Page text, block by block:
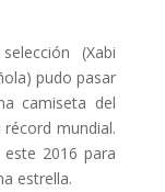
(Xabi
pudo pasar
camiseta del
mundial.
este 2016 para
estrella.